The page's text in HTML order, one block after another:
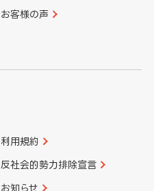
愛媛県
宮崎県
お客様の声
利用規約
反社会的勢力排除宣言
お知らせ